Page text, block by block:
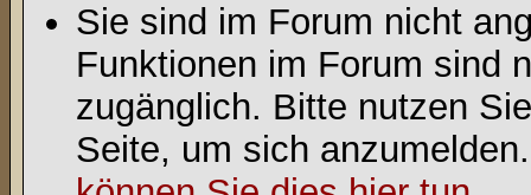
Sie sind im Forum nicht
Funktionen im Forum sind
zugänglich. Bitte nutzen
Seite, um sich